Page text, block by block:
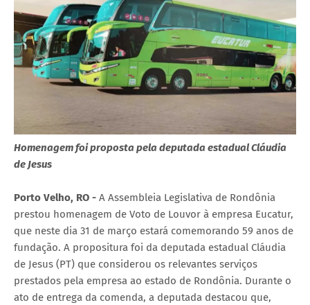
Homenagem foi proposta pela deputada estadual Cláudia
de Jesus
Porto Velho, RO - A Assembleia Legislativa de Rondônia
prestou homenagem de Voto de Louvor à empresa Eucatur,
que neste dia 31 de março estará comemorando 59 anos de
fundação. A propositura foi da deputada estadual Cláudia
de Jesus (PT) que considerou os relevantes serviços
prestados pela empresa ao estado de Rondônia. Durante o
ato de entrega da comenda, a deputada destacou que,